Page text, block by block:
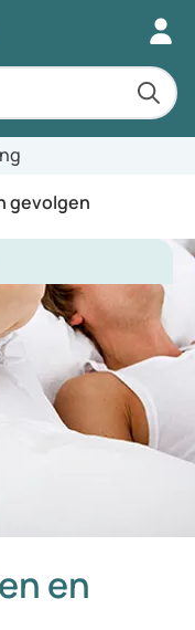
gevolgen
en